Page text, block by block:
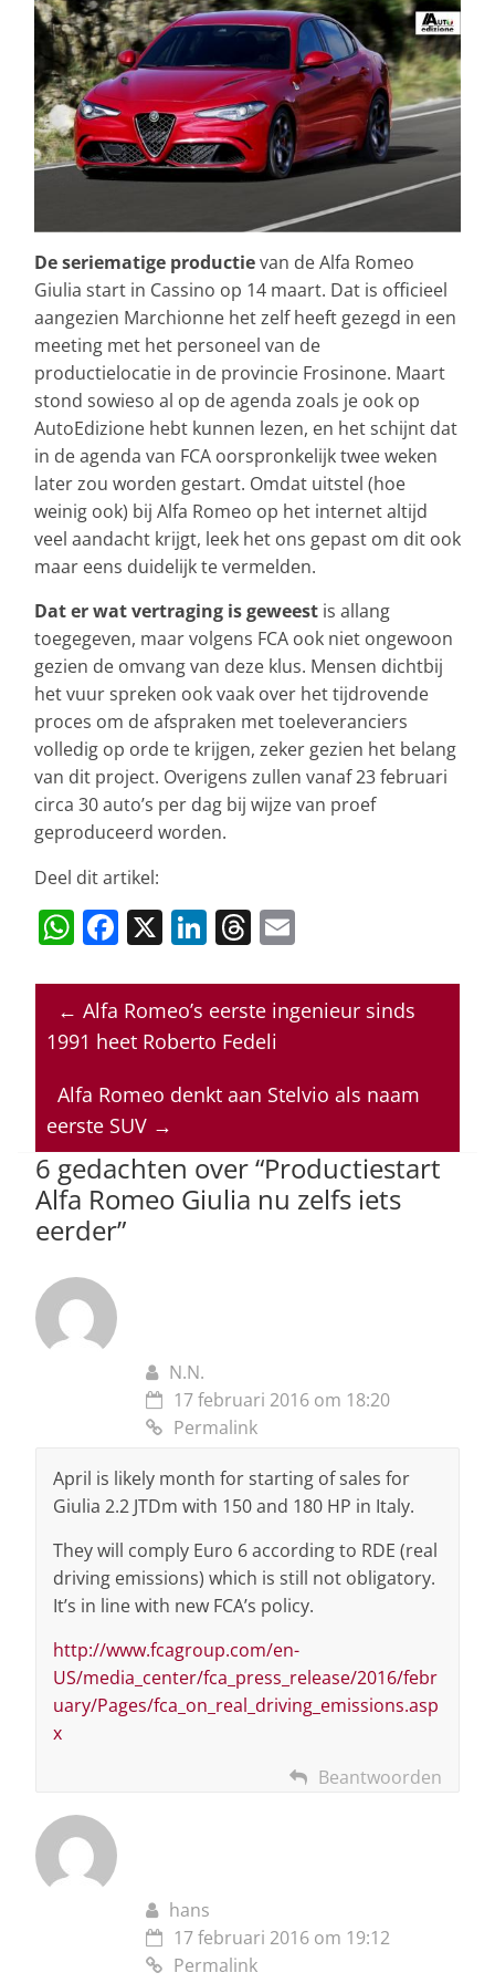
De seriematige productievan de Alfa Romeo
Giulia start in Cassino op 14 maart. Dat is officieel
aangezien Marchionne het zelf heeft gezegd in een
meeting met het personeel van de
productielocatie in de provincie Frosinone. Maart
stond sowieso al op de agenda zoals je ook op
AutoEdizione hebt kunnen lezen, en het schijnt dat
in de agenda van FCA oorspronkelijk twee weken
later zou worden gestart. Omdat uitstel (hoe
weinig ook) bij Alfa Romeo op het internet altijd
veel aandacht krijgt, leek het ons gepast om dit ook
maar eens duidelijk te vermelden.
Dat er wat vertraging is geweest is allang
toegegeven, maar volgens FCA ook niet ongewoon
gezien de omvang van deze klus. Mensen dichtbij
het vuur spreken ook vaak over het tijdrovende
proces om de afspraken met toeleveranciers
volledig op orde te krijgen, zeker gezien het belang
van dit project. Overigens zullen vanaf 23 februari
circa 30 auto’s per dag bij wijze van proef
geproduceerd worden.
Deel dit artikel:
W
at
s
p
p
F
c
e
o
o
k
X Li
k
e
n
T
re
a
s
ai
l
← Alfa Romeo’s eerste ingenieur sinds
1991 heet Roberto Fedeli
Alfa Romeo denkt aan Stelvio als naam
eerste SUV →
6 gedachten over “Productiestart
Alfa Romeo Giulia nu zelfs iets
eerder”
N.N.
17 februari 2016 om 18:20
Permalink
April is likely month for starting of sales for
Giulia 2.2 JTDm with 150 and 180 HP in Italy.
They will comply Euro 6 according to RDE (real
driving emissions) which is still not obligatory.
It’s in line with new FCA’s policy.
http://www.fcagroup.com/en-
US/media_center/fca_press_release/2016/febr
uary/Pages/fca_on_real_driving_emissions.asp
x
Beantwoorden
hans
17 februari 2016 om 19:12
Permalink